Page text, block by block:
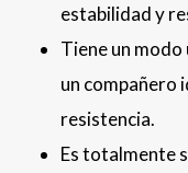
estabilidad y
Tiene un modo
un compañero
resistencia.
Es totalmente